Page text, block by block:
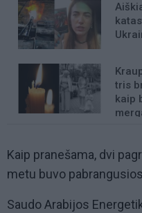
tris
kaip
Kaip pranešama, dvi
metu buvo
Saudo Arabijos